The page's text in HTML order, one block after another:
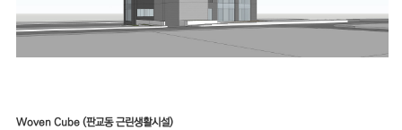
Woven Cube (판교동 근린생활시설)